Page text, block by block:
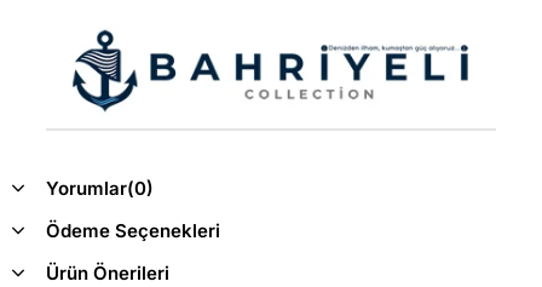
Yorumlar(0)
Ödeme Seçenekleri
Ürün Önerileri